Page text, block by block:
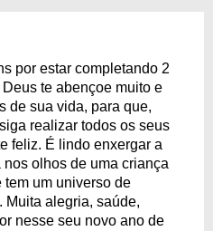
por estar completando 2
te abençoe muito e
de sua vida, para que,
realizar todos os seus
feliz. É lindo enxergar a
olhos de uma criança
um universo de
Muita alegria, saúde,
nesse seu novo ano de